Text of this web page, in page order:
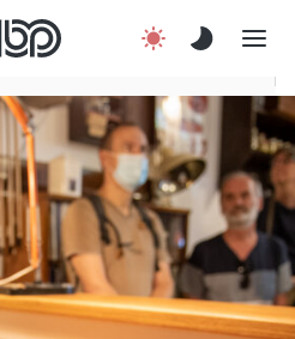
Csatlakozz!
Kapcsolat
En